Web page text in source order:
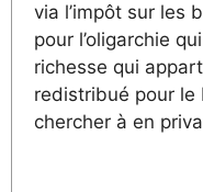
via l’impôt sur les
pour l’oligarchie
richesse qui
redistribué pour le
chercher à en